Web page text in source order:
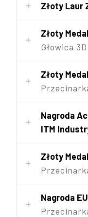
Złoty Laur
Złoty
Głowica
Złoty
Nagroda
ITM
Złoty
Nagroda